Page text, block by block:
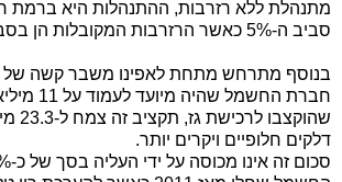
מתנהלת ללא רזרבות, ההתנהלות היא ברמת
סביב ה-5% כאשר הרזרבות המקובלות הן בסביבות 20%.
בנוסף מתרחש מתחת לאפינו משבר קשה של
חברת החשמל
דלקים חלופיים ויקרים יותר.